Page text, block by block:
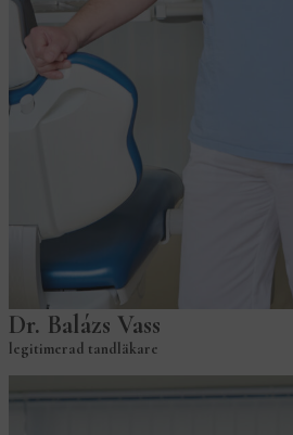
Dr. Balázs Vass
legitimerad tandläkare